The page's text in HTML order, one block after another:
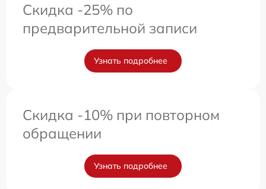
Скидка -25% по
предварительной записи
Узнать подробнее
Скидка -10% при повторном
обращении
Узнать подробнее